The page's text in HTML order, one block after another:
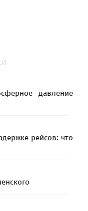
давление
рейсов: что